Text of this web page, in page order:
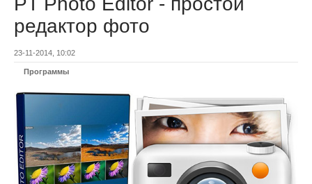
редактор фото
23-11-2014, 10:02
Программы